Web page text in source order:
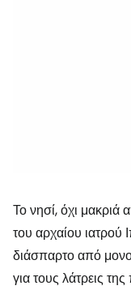
Το νησί, όχι μακριά
του αρχαίου ιατρού
διάσπαρτο από
για τους λάτρεις